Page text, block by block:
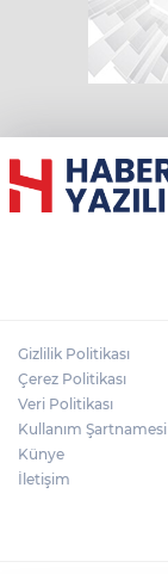
Gizlilik Politikası
Çerez Politikası
Veri Politikası
Kullanım Şartnamesi
Künye
İletişim